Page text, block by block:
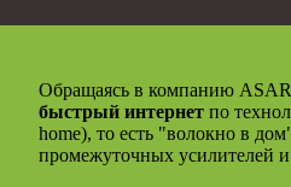
Обращаясь в компанию
быстрый интернет по
home), то есть "волокно в
промежуточных усилителей и